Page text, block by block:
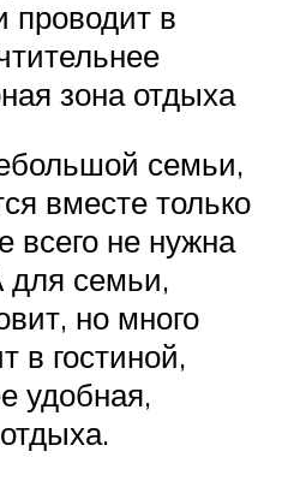
проводит в
зона отдыха
семьи,
вместе только
всего не нужна
для семьи,
но много
в гостиной,
удобная,